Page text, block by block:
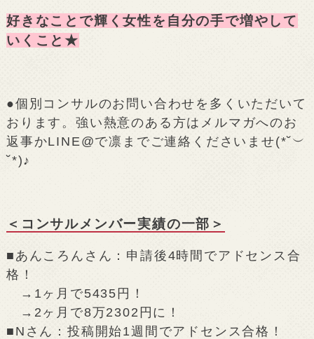
好きなことで輝く女性を自分の手で増やして
いくこと★
●個別コンサルのお問い合わせを多くいただいて
おります。強い熱意のある方はメルマガへのお
返事かLINE@で凛までご連絡くださいませ(*˘︶
˘*)♪
＜コンサルメンバー実績の一部＞
■あんころんさん：申請後4時間でアドセンス合
格！
→1ヶ月で5435円！
→2ヶ月で8万2302円に！
■Nさん：投稿開始1週間でアドセンス合格！